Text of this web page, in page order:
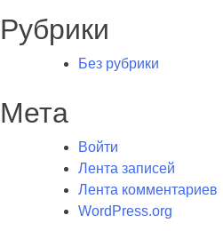
Рубрики
Без рубрики
Мета
Войти
Лента записей
Лента комментариев
WordPress.org